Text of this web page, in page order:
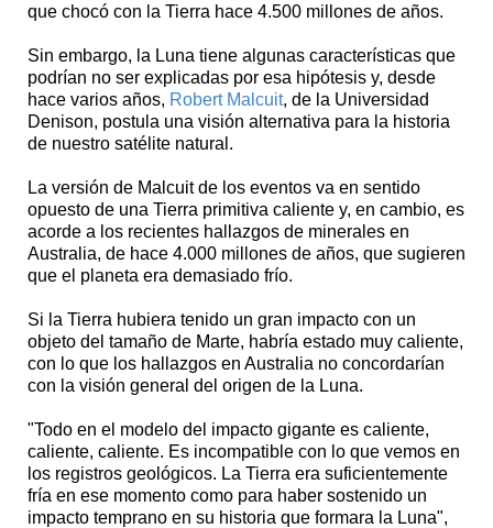
que chocó con la Tierra hace 4.500 millones de años.
Sin embargo, la Luna tiene algunas características que
podrían no ser explicadas por esa hipótesis y, desde
hace varios años, Robert Malcuit, de la Universidad
Denison, postula una visión alternativa para la historia
de nuestro satélite natural.
La versión de Malcuit de los eventos va en sentido
opuesto de una Tierra primitiva caliente y, en cambio, es
acorde a los recientes hallazgos de minerales en
Australia, de hace 4.000 millones de años, que sugieren
que el planeta era demasiado frío.
Si la Tierra hubiera tenido un gran impacto con un
objeto del tamaño de Marte, habría estado muy caliente,
con lo que los hallazgos en Australia no concordarían
con la visión general del origen de la Luna.
"Todo en el modelo del impacto gigante es caliente,
caliente, caliente. Es incompatible con lo que vemos en
los registros geológicos. La Tierra era suficientemente
fría en ese momento como para haber sostenido un
impacto temprano en su historia que formara la Luna",